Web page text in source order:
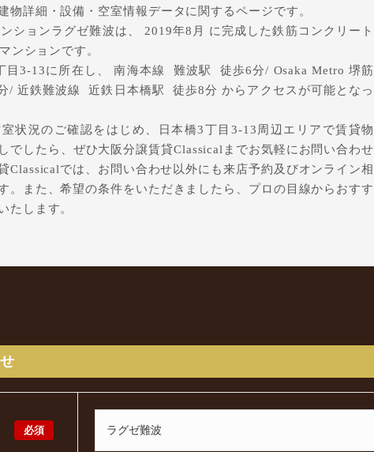
物詳細・設備・空室情報データに関するページです。
ションラグゼ難波は、 2019年8月 に完成した鉄筋コンクリート
ンションです。
目3-13に所在し、 南海本線 難波駅 徒歩6分/ Osaka Metro 堺筋
近鉄難波線 近鉄日本橋駅 徒歩8分 からアクセスが可能となっ
状況のご確認をはじめ、日本橋3丁目3-13周辺エリアで賃貸物
でしたら、ぜひ大阪分譲賃貸Classicalまでお気軽にお問い合わせ
Classicalでは、お問い合わせ以外にも来店予約及びオンライン相
。また、希望の条件をいただきましたら、プロの目線からおすす
たします。
必須